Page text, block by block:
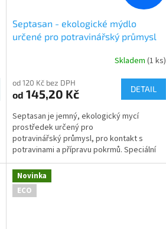
Septasan - ekologické mýdlo
určené pro potravinářský průmysl
produktu
je
z
5
hvězdiček.
Skladem (1 ks)
od 120 Kč bez DPH
od 145,20 Kč DETAIL
Septasan je jemný, ekologický mycí
prostředek určený pro
potravinářský průmysl, pro kontakt s
potravinami a přípravu pokrmů. Speciální
látky na ochranu pokožky a aktivní...
Novinka
ECO